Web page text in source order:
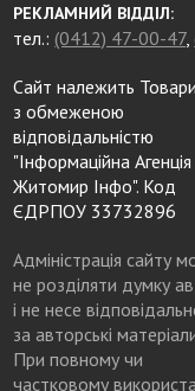
РЕКЛАМНИЙ ВІДДІЛ:
тел.: (0412) 47-00-47,
Сайт належить
з обмеженою
відповідальністю
"Інформаційна Агенція
Житомир Інфо". Код
ЄДРПОУ 33732896
Адміністрація сайту
не розділяти думку
і не несе
за авторські
При повному чи
частковому